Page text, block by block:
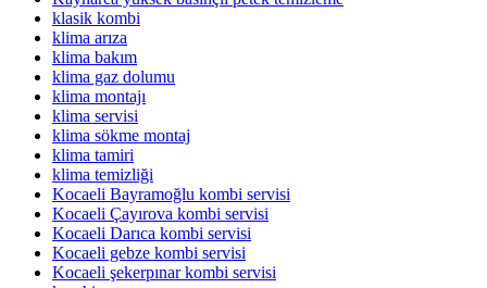
klasik kombi
klima arıza
klima bakım
klima gaz dolumu
klima montajı
klima servisi
klima sökme montaj
klima tamiri
klima temizliği
Kocaeli Bayramoğlu kombi servisi
Kocaeli Çayırova kombi servisi
Kocaeli Darıca kombi servisi
Kocaeli gebze kombi servisi
Kocaeli şekerpınar kombi servisi